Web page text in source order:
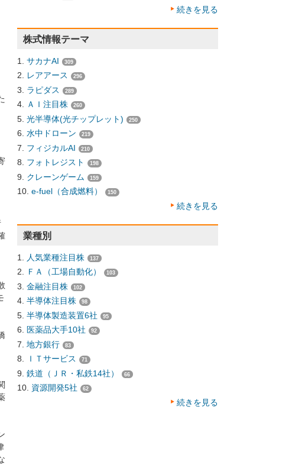
続きを見る
株式情報テーマ
サカナAI 309
レアアース 296
ラピダス 289
ＡＩ注目株 260
光半導体(光チップレット) 250
水中ドローン 219
フィジカルAI 210
フォトレジスト 198
クレーンゲーム 159
e-fuel（合成燃料） 150
続きを見る
業種別
人気業種注目株 137
ＦＡ（工場自動化） 103
金融注目株 102
半導体注目株 98
半導体製造装置6社 95
医薬品大手10社 92
地方銀行 83
ＩＴサービス 71
鉄道（ＪＲ・私鉄14社） 66
資源開発5社 62
続きを見る